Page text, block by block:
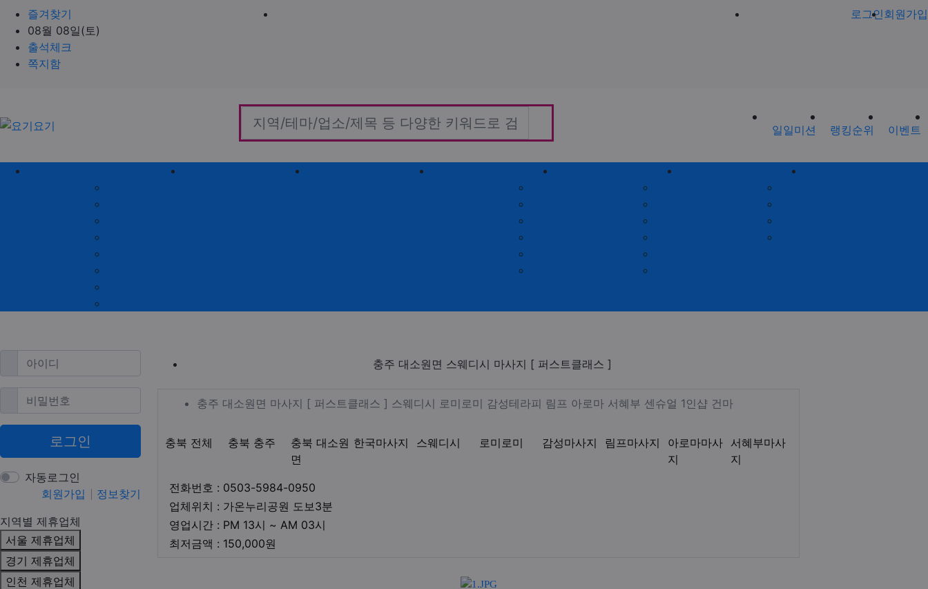
즐겨찾기
08월 08일(토)
출석체크
쪽지함
로그인회원가입
일일미션 랭킹순위 이벤트
홈으로
충주 대소원면 스웨디시 마사지 [ 퍼스트클래스 ]
충주 대소원면 스웨디시 마사지 [ 퍼스트클래스 ]
업체 정보
충주 대소원면 마사지 [ 퍼스트클래스 ] 스웨디시 로미로미 감성테라피 림
충주 대소원면 마사지 [ 퍼스트클래스 ] 스웨디시 로미로미 감성테라피 림프 아로마 서혜부 센슈얼 1인샵 건마Description
충북 전체 충북 충주
충북 대소원
면
지역1 한국마사지 스웨디시 로미로미 감성마사지 림프마사지
아로마마사
지
서혜부마사
지
테마
전화번호 : 0503-5984-0950
업체위치 : 가온누리공원 도보3분
영업시간 : PM 13시 ~ AM 03시
최저금액 : 150,000원
아이디 필수
비밀번호필수
로그인
자동로그인
회원가입
정보찾기
지역별 제휴업체
서울 제휴업체
경기 제휴업체
인천 제휴업체